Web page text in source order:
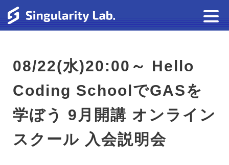
08/22(水)20:00～ Hello
Coding SchoolでGASを
学ぼう 9月開講 オンライン
スクール 入会説明会